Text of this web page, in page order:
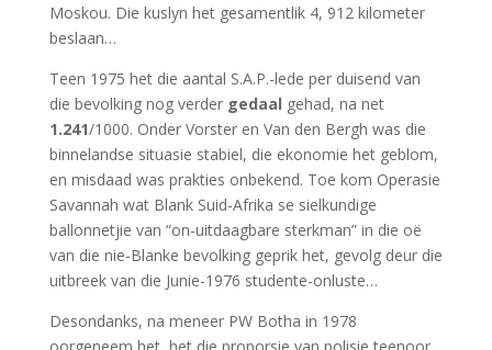
Moskou. Die kuslyn het gesamentlik 4, 912 kilometer
beslaan…
Teen 1975 het die aantal S.A.P.-lede per duisend van
die bevolking nog verder gedaal gehad, na net
1.241/1000. Onder Vorster en Van den Bergh was die
binnelandse situasie stabiel, die ekonomie het geblom,
en misdaad was prakties onbekend. Toe kom Operasie
Savannah wat Blank Suid-Afrika se sielkundige
ballonnetjie van “on-uitdaagbare sterkman” in die oë
van die nie-Blanke bevolking geprik het, gevolg deur die
uitbreek van die Junie-1976 studente-onluste…
Desondanks, na meneer PW Botha in 1978